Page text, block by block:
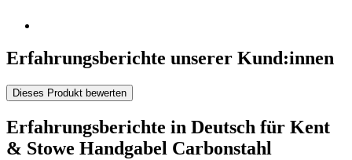
Erfahrungsberichte unserer Kund:innen
Dieses Produkt bewerten
Erfahrungsberichte in Deutsch für Kent
& Stowe Handgabel Carbonstahl